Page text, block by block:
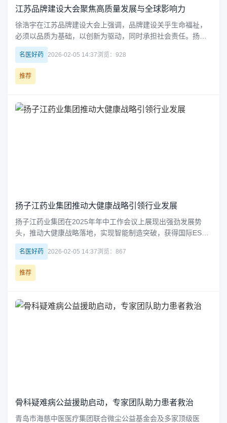
江苏品牌建设大会聚焦高质量发展与全球影响力
徐浩宇在江苏品牌建设大会上强调，品牌建设关乎生命福祉，
必须以品质为基础，以创新为驱动，同时承担社会责任。扬子
江药业通过持续质量提升、品牌主张升级和多元健康产品布
局，展现了江苏品牌走向全球的实力与担当。
名医好药 2026-02-05 14:37浏览：928
推荐
扬子江药业集团推动大健康战略引领行业发展
扬子江药业集团在2025年年中工作会议上展现出强劲发展势
头，推动大健康战略落地，实现智能制造突破，获得国际ESG
认可，并积极履行社会责任。集团在多个领域取得显著成果，
为行业树立了新标杆，彰显出蓬勃的创新力与影响力。
名医好药 2026-02-05 14:37浏览：867
推荐
骨科疑难病公益援助启动，专家团队助力患者救治
青岛市海慈中医医疗集团联合微尘公益基金会及多家顶级医